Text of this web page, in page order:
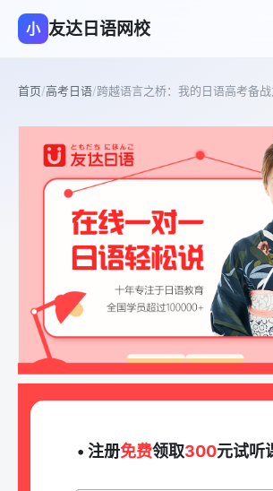
小 友达日语网校
首页/高考日语/跨越语言之桥：我的日语高考备
• 注册免费领取300元试听